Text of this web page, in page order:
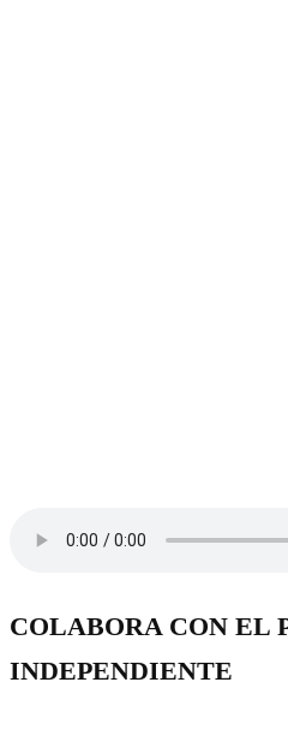
COLABORA CON EL
INDEPENDIENTE